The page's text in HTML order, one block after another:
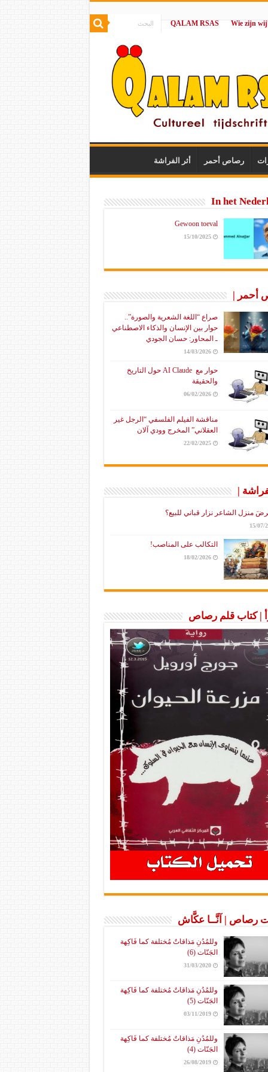
|
QALAM RSAS
رصاص أحمر أثر الفراشة
In het
Gewoon toeval
15/10/2025
أحمر |
صراع “اللغة الشعرية والصورة”..
حوار بين الإنسان والذكاء الاصطناعي
ـ المحاور: حسان الجودي
14/03/2026
حوار مع AI Claude حول التاريخ
والحقيقة
06/02/2026
مناقشة الفيلم الفلسفي “الرجل غير
العقلاني” المخرج وودي آلان
22/02/2025
|
منزل الشاعر نزار قباني للبيع؟
15/07/
التكالب على المناصب!
18/02/2026
| كتاب قلم رصاص
رصاص | آنَّــا عكَّاش
وللمُدُنِ مَذاقاتٌ مُختلفة كما فَاكِهة
الجَنّات (6)
31/03/2020
وللمُدُنِ مَذاقاتٌ مُختلفة كما فَاكِهة
الجَنّات (5)
03/11/2019
وللمُدُنِ مَذاقاتٌ مُختلفة كما فَاكِهة
الجَنّات (4)
26/08/2019